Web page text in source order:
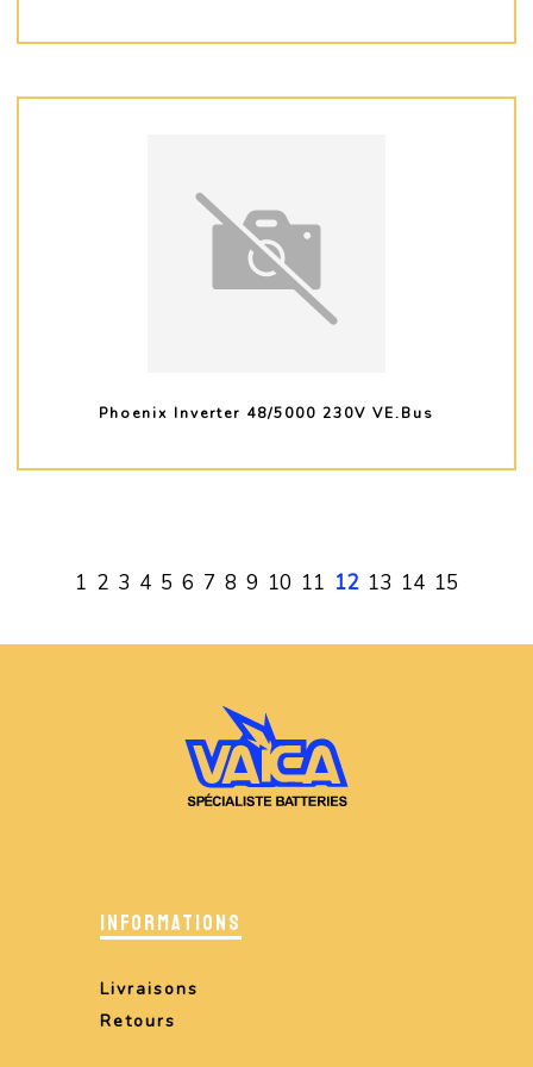
Phoenix Inverter 48/5000 230V VE.Bus
1 2 3 4 5 6 7 8 9 10 11 12 13 14 15
INFORMATIONS
Livraisons
Retours